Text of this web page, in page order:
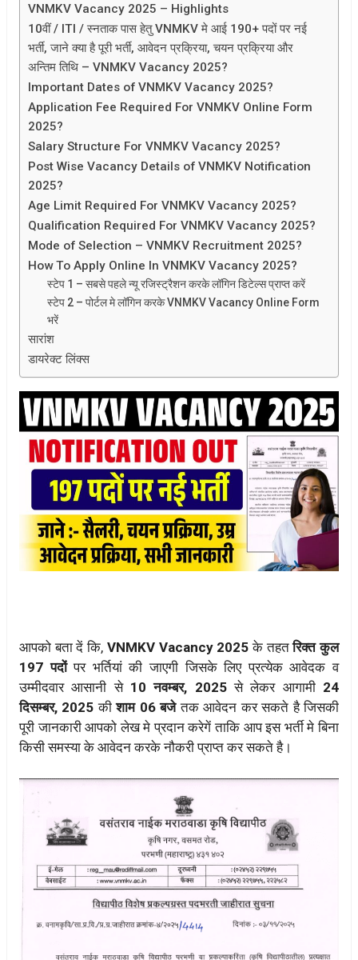
VNMKV Vacancy 2025 – Highlights
10वीं / ITI / स्नताक पास हेतु VNMKV मे आई 190+ पदों पर नई
भर्ती, जाने क्या है पूरी भर्ती, आवेदन प्रक्रिया, चयन प्रक्रिया और
अन्तिम तिथि – VNMKV Vacancy 2025?
Important Dates of VNMKV Vacancy 2025?
Application Fee Required For VNMKV Online Form
2025?
Salary Structure For VNMKV Vacancy 2025?
Post Wise Vacancy Details of VNMKV Notification
2025?
Age Limit Required For VNMKV Vacancy 2025?
Qualification Required For VNMKV Vacancy 2025?
Mode of Selection – VNMKV Recruitment 2025?
How To Apply Online In VNMKV Vacancy 2025?
स्टेप 1 – सबसे पहले न्यू रजिस्ट्रैशन करके लॉगिन डिटेल्स प्राप्त करें
स्टेप 2 – पोर्टल मे लॉगिन करके VNMKV Vacancy Online Form
भरें
सारांश
डायरेक्ट लिंक्स
आपको बता दें कि, VNMKV Vacancy 2025के तहतरिक्त कुल
197 पदोंपर भर्तियां की जाएगी जिसके लिए प्रत्येक आवेदक व
उम्मीदवार आसानी से 10 नवम्बर, 2025से लेकर आगामी 24
दिसम्बर, 2025कीशाम 06 बजेतक आवेदन कर सकते है जिसकी
पूरी जानकारी आपको लेख मे प्रदान करेगें ताकि आप इस भर्ती मे बिना
किसी समस्या के आवेदन करके नौकरी प्राप्त कर सकते है।